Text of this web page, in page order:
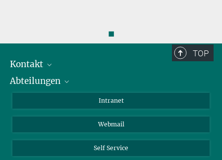
◼
TOP
Kontakt
Mitarbeiterverzeichnis
Abteilungen
Biomolekulare Systeme
Kolloidchemie
Nachhaltige und Bio-inspirierte Materialien
Intranet
Webmail
Self Service